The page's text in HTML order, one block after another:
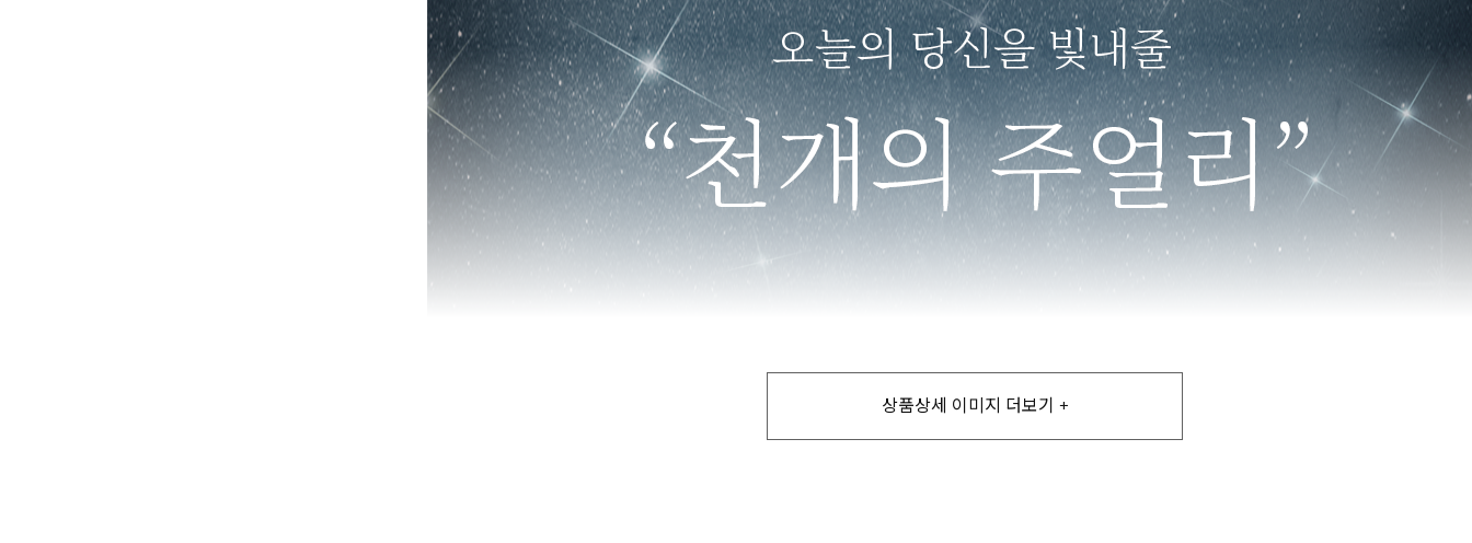
상품상세 이미지 더보기 +